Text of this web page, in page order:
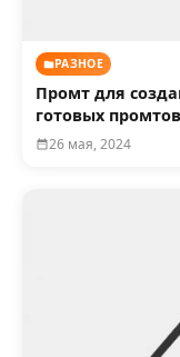
РАЗНОЕ
Промт для
готовых
26 мая, 2024